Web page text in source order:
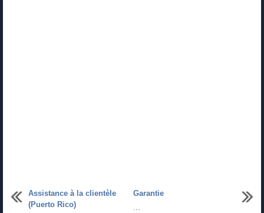
Assistance à la clientèle
(Puerto Rico)
Garantie
...